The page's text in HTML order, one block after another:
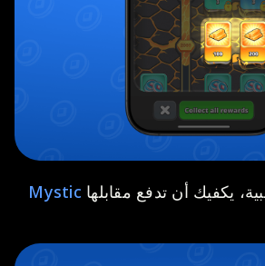
يكفيك أن تدفع مقابلها Mystic